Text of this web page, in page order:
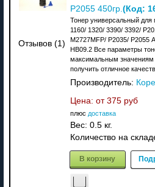
Отзывов (1)
P2055 450гр. (Код:
Тонер универсальный для
1160/ 1320/ 3390/ 3392/
M2727MFP/ P2035/ P2055
HB09.2 Все параметры
максимальным значениям
получить отличное
Производитель:
Цена: от 375 руб
плюс доставка
Вес: 0.5 кг.
Количество на
В корзину